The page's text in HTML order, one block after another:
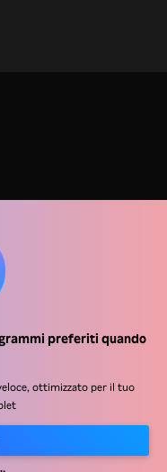
preferiti quando
ottimizzato per il tuo